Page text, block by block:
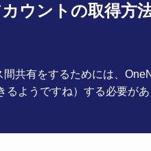
ウントの取得方
間共有をするためには、
るようですね）する必要が